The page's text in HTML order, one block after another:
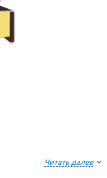
Читать далее